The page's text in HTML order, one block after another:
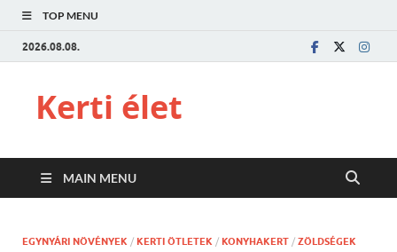
TOP MENU
2026.08.08.
Kerti élet
MAIN MENU
EGYNYÁRI NÖVÉNYEK / KERTI ÖTLETEK / KONYHAKERT / ZÖLDSÉGEK